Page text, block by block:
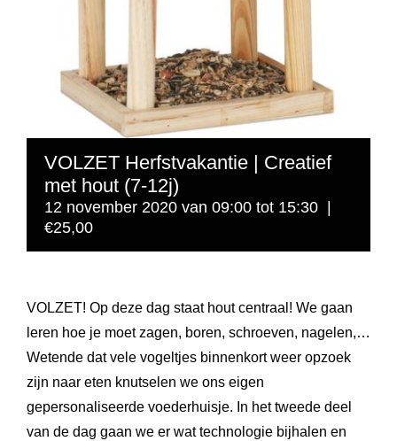
VOLZET Herfstvakantie | Creatief
met hout (7-12j)
12 november 2020 van 09:00 tot 15:30
€25,00
VOLZET! Op deze dag staat hout centraal! We gaan
leren hoe je moet zagen, boren, schroeven, nagelen,…
Wetende dat vele vogeltjes binnenkort weer opzoek
zijn naar eten knutselen we ons eigen
gepersonaliseerde voederhuisje. In het tweede deel
van de dag gaan we er wat technologie bijhalen en